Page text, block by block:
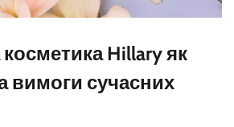
Hillary як
вимоги сучасних